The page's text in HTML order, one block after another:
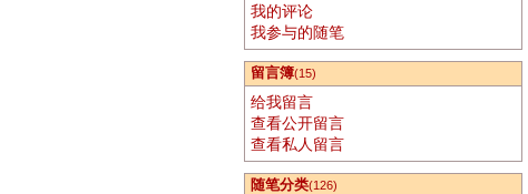
我的评论
我参与的随笔
留言簿(15)
给我留言
查看公开留言
查看私人留言
随笔分类(126)